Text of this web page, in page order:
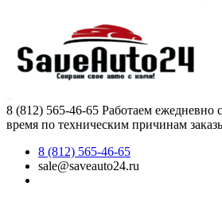
8 (812) 565-46-65 Работаем ежедневно
время по техническим причинам
8 (812) 565-46-65
sale@saveauto24.ru